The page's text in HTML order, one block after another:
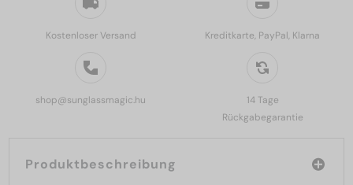
Kostenloser Versand Kreditkarte, PayPal, Klarna
shop@sunglassmagic.hu
14 Tage
Rückgabegarantie
Produktbeschreibung